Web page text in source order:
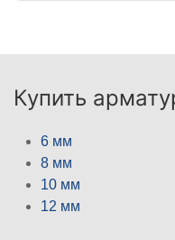
Купить
6 мм
8 мм
10 мм
12 мм